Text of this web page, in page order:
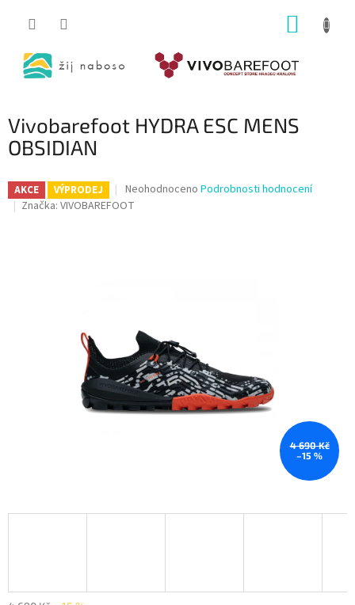
Vivobarefoot HYDRA ESC MENS
OBSIDIAN
AKCE VÝPRODEJ
Průměrné
hodnocení
Neohodnoceno Podrobnosti hodnocení
Značka: VIVOBAREFOOT
4 690 Kč
–15 %